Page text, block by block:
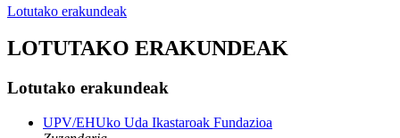
Lotutako erakundeak
LOTUTAKO ERAKUNDEAK
Lotutako erakundeak
UPV/EHUko Uda Ikastaroak Fundazioa